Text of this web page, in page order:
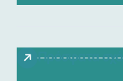
Πρόσφατα